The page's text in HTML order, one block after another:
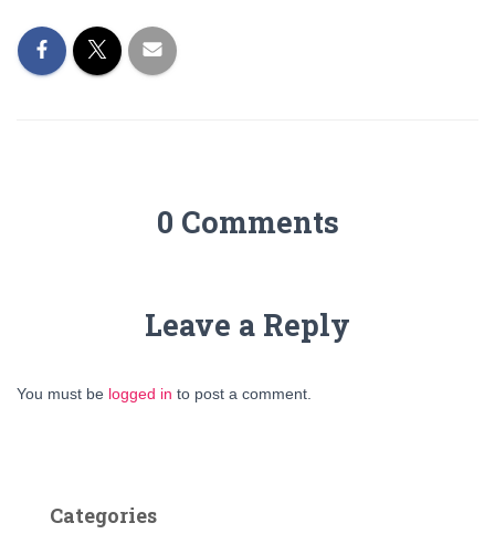
0 Comments
Leave a Reply
You must be logged in to post a comment.
Categories